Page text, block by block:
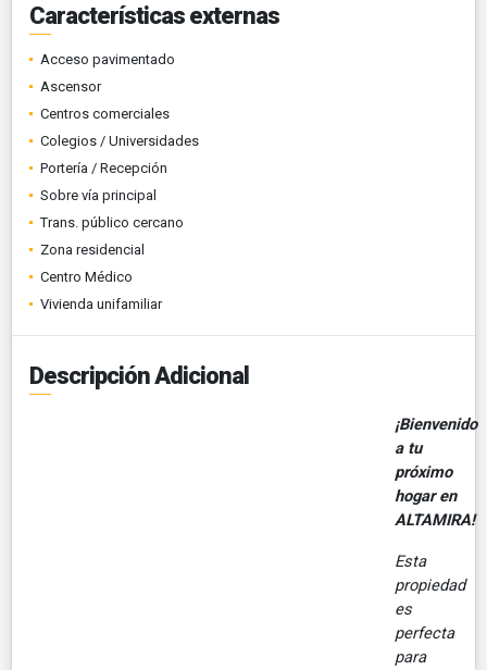
Características externas
Acceso pavimentado
Ascensor
Centros comerciales
Colegios / Universidades
Portería / Recepción
Sobre vía principal
Trans. público cercano
Zona residencial
Centro Médico
Vivienda unifamiliar
Descripción Adicional
¡Bienvenido
a tu
próximo
hogar en
ALTAMIRA!
Esta
propiedad
es
perfecta
para